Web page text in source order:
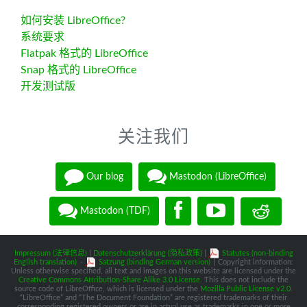
如何安装 LibreOffice?
系统要求
Flatpak 格式的 LibreOffice
Snap 格式的 LibreOffice
开发测试版
关注我们
Our blog Mastodon (LibreOffice)
Mastodon (TDF)
Impressum (法律信息)| Datenschutzerklärung (隐私政策)|
Statutes (non-binding
English translation) - Satzung (binding German version)
| Copyright information:
Unless otherwise specified, all text and images on this website are licensed under the
Creative Commons Attribution-Share Alike 3.0 License . This does not include the
source code of LibreOffice, which is licensed under the Mozilla Public License v2.0
“LibreOffice” and “The Document Foundation” are registered trademarks of their